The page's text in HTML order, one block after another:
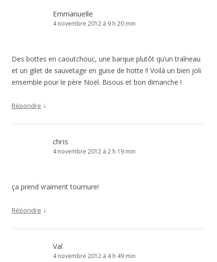
Emmanuelle
4 novembre 2012 à 9 h 20 min
Des bottes en caoutchouc, une barque plutôt qu’un traîneau
et un gilet de sauvetage en guise de hotte !! Voilà un bien joli
ensemble pour le père Noël. Bisous et bon dimanche !
Répondre ↓
chris
4 novembre 2012 à 2 h 19 min
ça prend vraiment tournure!
Répondre ↓
Val
4 novembre 2012 à 4 h 49 min